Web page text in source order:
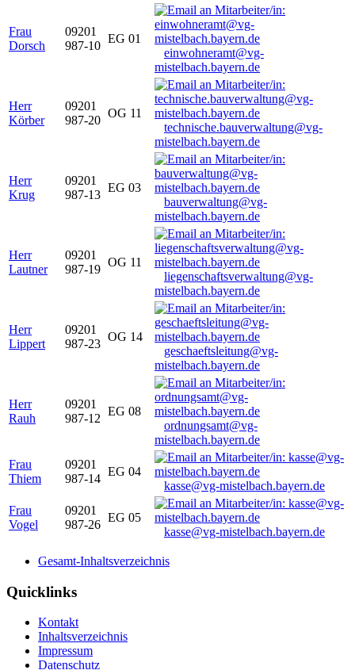
Frau
Dorsch
09201
987-10
EG 01
einwohneramt@vg-
mistelbach.bayern.de
Herr
Körber
09201
987-20
OG 11
technische.bauverwaltung@vg-
mistelbach.bayern.de
Herr
Krug
09201
987-13
EG 03
bauverwaltung@vg-
mistelbach.bayern.de
Herr
Lautner
09201
987-19
OG 11
liegenschaftsverwaltung@vg-
mistelbach.bayern.de
Herr
Lippert
09201
987-23
OG 14
geschaeftsleitung@vg-
mistelbach.bayern.de
Herr
Rauh
09201
987-12
EG 08
ordnungsamt@vg-
mistelbach.bayern.de
Frau
Thiem
09201
987-14
EG 04
kasse@vg-mistelbach.bayern.de
Frau
Vogel
09201
987-26
EG 05
kasse@vg-mistelbach.bayern.de
Gesamt-Inhaltsverzeichnis
Quicklinks
Kontakt
Inhaltsverzeichnis
Impressum
Datenschutz